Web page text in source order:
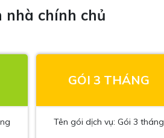
nhà chính chủ
GÓI 3 THÁNG
Tên gói dịch vụ: Gói 3 tháng